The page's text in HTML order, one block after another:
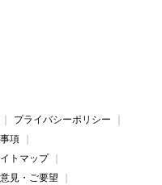
プライバシーポリシー
項
トマップ
見・ご要望